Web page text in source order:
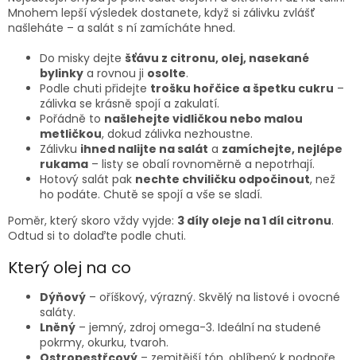
Mnohem lepší výsledek dostanete, když si zálivku zvlášť
našleháte – a salát s ní zamícháte hned.
Do misky dejte šťávu z citronu, olej, nasekané
bylinky a rovnou ji osolte.
Podle chuti přidejte trošku hořčice a špetku cukru –
zálivka se krásně spojí a zakulatí.
Pořádně to našlehejte vidličkou nebo malou
metličkou, dokud zálivka nezhoustne.
Zálivku ihned nalijte na salát a zamíchejte, nejlépe
rukama – listy se obalí rovnoměrně a nepotrhají.
Hotový salát pak nechte chviličku odpočinout, než
ho podáte. Chutě se spojí a vše se sladí.
Poměr, který skoro vždy vyjde: 3 díly oleje na 1 díl citronu.
Odtud si to dolaďte podle chuti.
Který olej na co
Dýňový – oříškový, výrazný. Skvělý na listové i ovocné
saláty.
Lněný – jemný, zdroj omega-3. Ideální na studené
pokrmy, okurku, tvaroh.